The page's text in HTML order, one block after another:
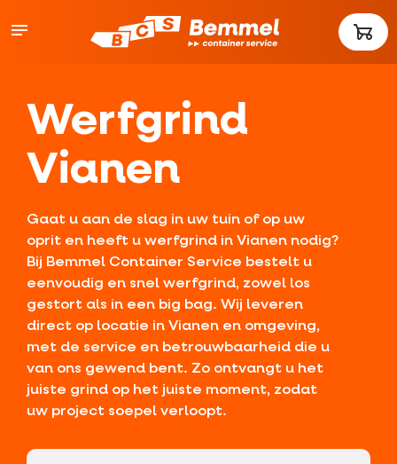
Werfgrind
Vianen
Gaat u aan de slag in uw tuin of op uw
oprit en heeft u werfgrind in Vianen nodig?
Bij Bemmel Container Service bestelt u
eenvoudig en snel werfgrind, zowel los
gestort als in een big bag. Wij leveren
direct op locatie in Vianen en omgeving,
met de service en betrouwbaarheid die u
van ons gewend bent. Zo ontvangt u het
juiste grind op het juiste moment, zodat
uw project soepel verloopt.